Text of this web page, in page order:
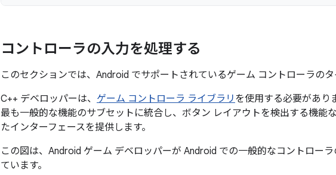
コントローラの入力を処理する
このセクションでは、Android でサポートされているゲーム コントローラの
C++ デベロッパーは、 ゲーム コントローラ ライブラリ を使用する必要があり
最も一般的な機能のサブセットに統合し、ボタン レイアウトを検出する機能
たインターフェースを提供します。
この図は、Android ゲーム デベロッパーが Android での一般的なコントロー
ています。